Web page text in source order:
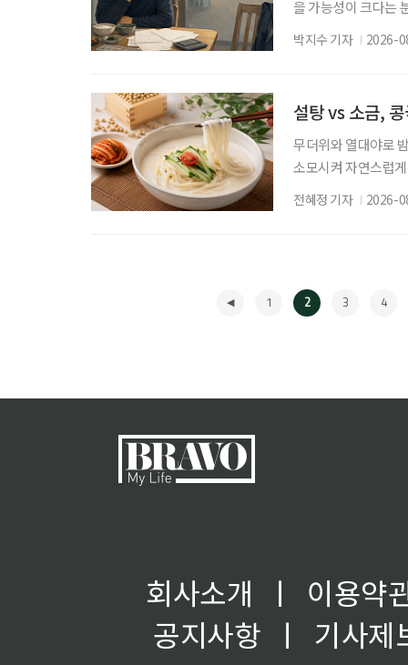
을 가능성이 크다는
망 등 분석 대상 5
국보건사회연구원
박지수 기자 2026-
설탕 vs 소금,
무더위와 열대야로
소모시켜 자연스럽
르지만, 시원하고
단순히 더위를 식
전혜정 기자 2026-
1 2 3 4
회사소개 ㅣ
이용약
공지사항
ㅣ
기사제